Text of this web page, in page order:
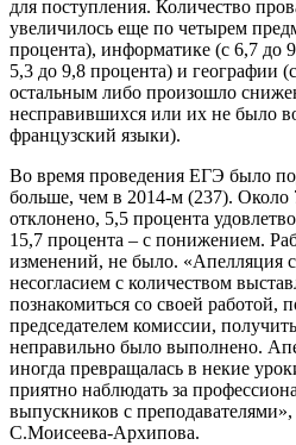
для поступления. Количество
увеличилось еще по четырем
процента), информатике (с 6,7 до
5,3 до 9,8 процента) и географии
остальным либо произошло
несправившихся или их не было
французский языки).
Во время проведения ЕГЭ было
больше, чем в 2014-м (237).
отклонено, 5,5 процента
15,7 процента – с понижением.
изменений, не было. «Апелляция
несогласием с количеством
познакомиться со своей работой,
председателем комиссии,
неправильно было выполнено.
иногда превращалась в некие
приятно наблюдать за
выпускников с
С.Моисеева-Архипова.